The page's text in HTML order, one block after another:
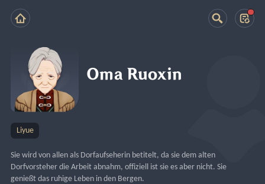
Oma Ruoxin
Liyue
Sie wird von allen als Dorfaufseherin betitelt, da sie dem alten
Dorfvorsteher die Arbeit abnahm, offiziell ist sie es aber nicht. Sie
genießt das ruhige Leben in den Bergen.